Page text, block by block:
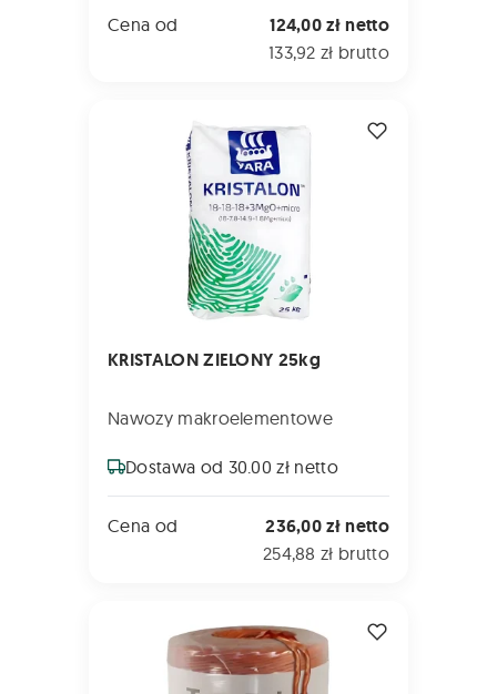
Cena od 124,00 zł netto
133,92 zł brutto
KRISTALON ZIELONY 25kg
Nawozy makroelementowe
Dostawa od 30.00 zł netto
Cena od 236,00 zł netto
254,88 zł brutto